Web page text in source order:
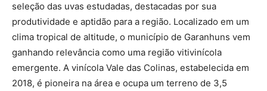
seleção das uvas estudadas, destacadas por sua
produtividade e aptidão para a região. Localizado em um
clima tropical de altitude, o município de Garanhuns vem
ganhando relevância como uma região vitivinícola
emergente. A vinícola Vale das Colinas, estabelecida em
2018, é pioneira na área e ocupa um terreno de 3,5